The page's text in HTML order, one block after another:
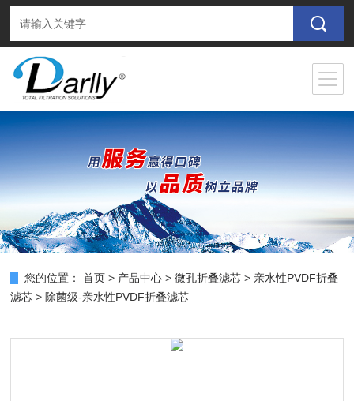
您的位置： 首页 > 产品中心 >微孔折叠滤芯 > 亲水性PVDF折叠
滤芯 > 除菌级-亲水性PVDF折叠滤芯